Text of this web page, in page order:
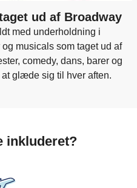
ud af Broadway
med underholdning i
musicals som taget ud af
comedy, dans, barer og
glæde sig til hver aften.
inkluderet?